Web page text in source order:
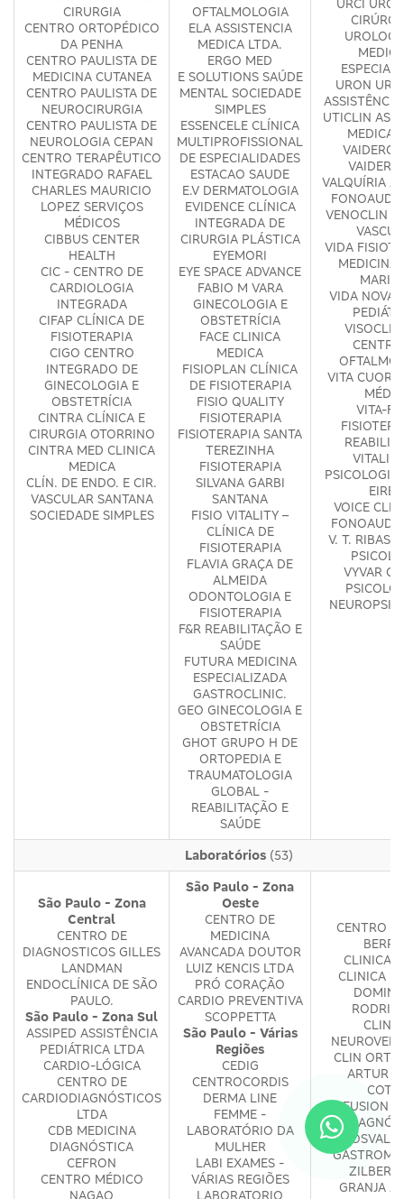
CIRURGIA
CENTRO ORTOPÉDICO
DA PENHA
CENTRO PAULISTA DE
MEDICINA CUTANEA
CENTRO PAULISTA DE
NEUROCIRURGIA
CENTRO PAULISTA DE
NEUROLOGIA CEPAN
CENTRO TERAPÊUTICO
INTEGRADO RAFAEL
CHARLES MAURICIO
LOPEZ SERVIÇOS
MÉDICOS
CIBBUS CENTER
HEALTH
CIC - CENTRO DE
CARDIOLOGIA
INTEGRADA
CIFAP CLÍNICA DE
FISIOTERAPIA
CIGO CENTRO
INTEGRADO DE
GINECOLOGIA E
OBSTETRÍCIA
CINTRA CLÍNICA E
CIRURGIA OTORRINO
CINTRA MED CLINICA
MEDICA
CLÍN. DE ENDO. E CIR.
VASCULAR SANTANA
SOCIEDADE SIMPLES
OFTALMOLOGIA
ELA ASSISTENCIA
MEDICA LTDA.
ERGO MED
E SOLUTIONS SAÚDE
MENTAL SOCIEDADE
SIMPLES
ESSENCELE CLÍNICA
MULTIPROFISSIONAL
DE ESPECIALIDADES
ESTACAO SAUDE
E.V DERMATOLOGIA
EVIDENCE CLÍNICA
INTEGRADA DE
CIRURGIA PLÁSTICA
EYEMORI
EYE SPACE ADVANCE
FABIO M VARA
GINECOLOGIA E
OBSTETRÍCIA
FACE CLINICA
MEDICA
FISIOPLAN CLÍNICA
DE FISIOTERAPIA
FISIO QUALITY
FISIOTERAPIA
FISIOTERAPIA SANTA
TEREZINHA
FISIOTERAPIA
SILVANA GARBI
SANTANA
FISIO VITALITY –
CLÍNICA DE
FISIOTERAPIA
FLAVIA GRAÇA DE
ALMEIDA
ODONTOLOGIA E
FISIOTERAPIA
F&R REABILITAÇÃO E
SAÚDE
FUTURA MEDICINA
ESPECIALIZADA
GASTROCLINIC.
GEO GINECOLOGIA E
OBSTETRÍCIA
GHOT GRUPO H DE
ORTOPEDIA E
TRAUMATOLOGIA
GLOBAL -
REABILITAÇÃO E
SAÚDE
URCI
URON
UTICLIN
MEDICA
VALQUÍRIA A
VENOCLIN
VIDA
MEDICINA
VIDA NOVA
VITA CUORI
VITA-
PSICOLOGIA
VOICE
V. T. RIBAS
VYVAR
Laboratórios (53)
São Paulo - Zona
Central
CENTRO DE
DIAGNOSTICOS GILLES
LANDMAN
ENDOCLÍNICA DE SÃO
PAULO.
São Paulo - Zona Sul
ASSIPED ASSISTÊNCIA
PEDIÁTRICA LTDA
CARDIO-LÓGICA
CENTRO DE
CARDIODIAGNÓSTICOS
LTDA
CDB MEDICINA
DIAGNÓSTICA
CEFRON
CENTRO MÉDICO
NAGAO
São Paulo - Zona
Oeste
CENTRO DE
MEDICINA
AVANCADA DOUTOR
LUIZ KENCIS LTDA
PRÓ CORAÇÃO
CARDIO PREVENTIVA
SCOPPETTA
São Paulo - Várias
Regiões
CEDIG
CENTROCORDIS
DERMA LINE
FEMME -
LABORATÓRIO DA
MULHER
LABI EXAMES -
VÁRIAS REGIÕES
LABORATORIO
CENTRO
CLINICA
CLINICA
CLIN
ARTUR
DIFFUSION
DR
GRANJA